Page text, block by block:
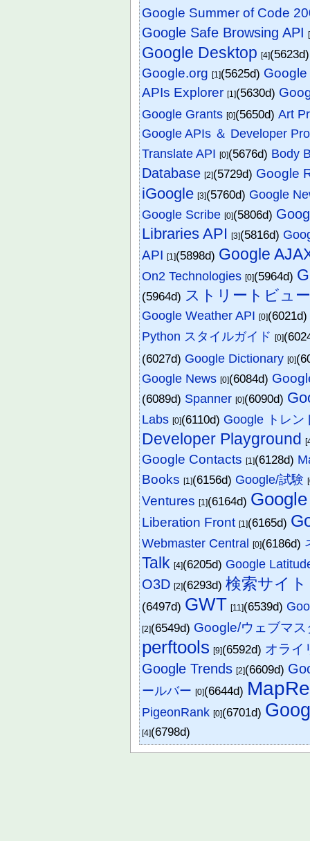
Google Summer of Code
Google Safe Browsing API
Google Desktop [4]
Google.org [1](5625d)
APIs Explorer [1](5630d)
Google Grants [0](5650d)Art
Google APIs ＆ Developer
Translate API [0](5676d) Body
Database [2](5729d) Google
iGoogle [3](5760d) Google
Google Scribe [0](5806d)
Libraries API [3](5816d)
API [1](5898d) Google
On2 Technologies [0](5964d)
(5964d) ストリートビュ
Google Weather API [0]
Python スタイルガイド [0]
(6027d) Google Dictionary [0]
Google News [0](6084d)
(6089d) Spanner [0](6090d)
Labs [0](6110d) Google トレン
Developer Playground
Google Contacts [1](6128d)
Books [1](6156d) Google/試験
Ventures [1](6164d)
Liberation Front [1](6165d)
Webmaster Central [0](6186d)
Talk [4](6205d) Google
O3D [2](6293d)検索サイト
(6497d) GWT [11](6539d)
[2](6549d) Google/ウェブマ
perftools [9](6592d) オライ
Google Trends [2](6609d)
ールバー [0](6644d)
PigeonRank [0](6701d)
[4](6798d)